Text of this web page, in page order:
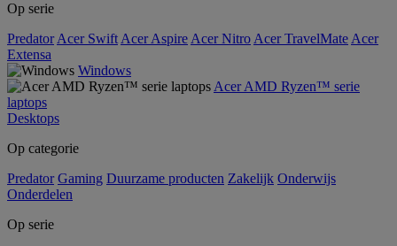
Op serie
Predator Acer Swift Acer Aspire Acer Nitro Acer TravelMate Acer
Extensa
Windows
Acer AMD Ryzen™ serie
laptops
Desktops
Op categorie
Predator Gaming Duurzame producten Zakelijk Onderwijs
Onderdelen
Op serie